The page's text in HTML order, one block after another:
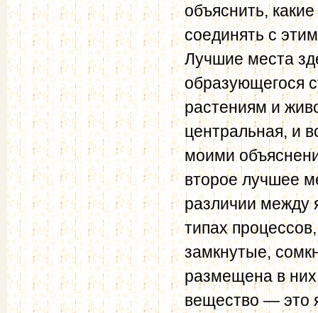
объяснить,
соединять с
Лучшие места
образующегося
растениям и
центральная, и
моими
второе лучшее
различии между
типах
замкнутые,
размещена в
вещество — это